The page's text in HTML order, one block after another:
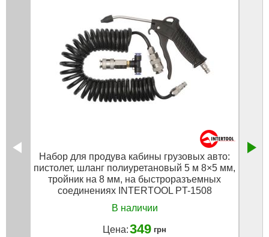
Набор для продува кабины грузовых авто:
пистолет, шланг полиуретановый 5 м 8×5 мм,
тройник на 8 мм, на быстроразъемных
соединениях INTERTOOL PT-1508
В наличии
Цена:349 грн